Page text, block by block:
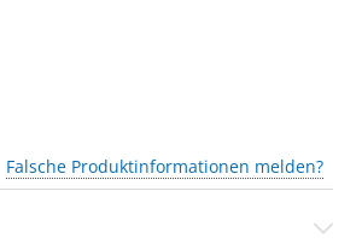
Falsche Produktinformationen melden?